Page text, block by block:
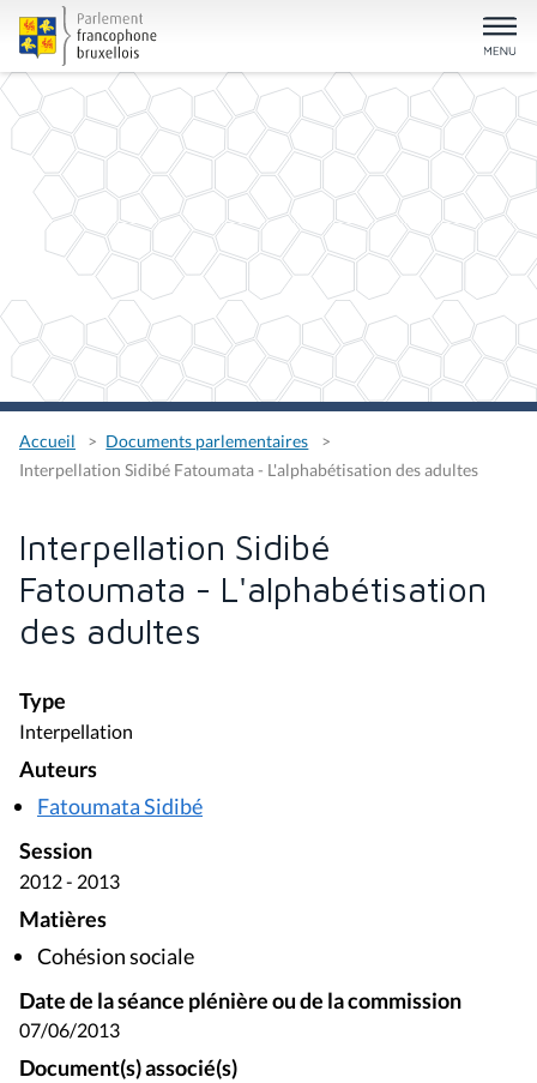
Accueil
Documents parlementaires
Interpellation Sidibé Fatoumata - L'alphabétisation des adultes
Interpellation Sidibé
Fatoumata - L'alphabétisation
des adultes
Type
Interpellation
Auteurs
Fatoumata Sidibé
Session
2012 - 2013
Matières
Cohésion sociale
Date de la séance plénière ou de la commission
07/06/2013
Document(s) associé(s)